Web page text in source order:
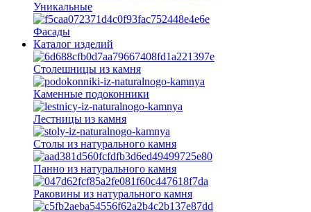
Уникальные
Фасады
Каталог изделий
Столешницы из камня
Каменные подоконники
Лестницы из камня
Столы из натурального камня
Панно из натурального камня
Раковины из натурального камня